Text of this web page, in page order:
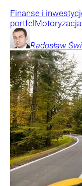
Finanse i
portfelMotoryzacja
Radosław